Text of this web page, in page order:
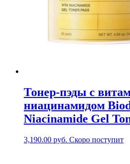
Тонер-пэды с
ниацинамидом
Niacinamide Gel
3,190.00 руб. Скоро поступит